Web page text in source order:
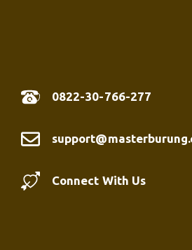
0822-30-766-277
Connect With Us